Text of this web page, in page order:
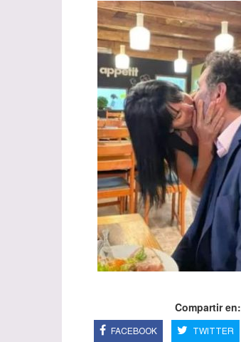
Compartir en:
FACEBOOK TWITTER